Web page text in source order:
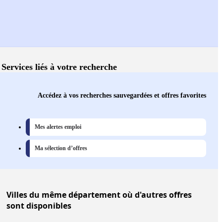
Services liés à votre recherche
Accédez à vos recherches sauvegardées et offres favorites
Mes alertes emploi
Ma sélection d’offres
Villesdu même département où d'autres offres
sont disponibles